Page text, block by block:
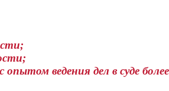
ведения дел в суде